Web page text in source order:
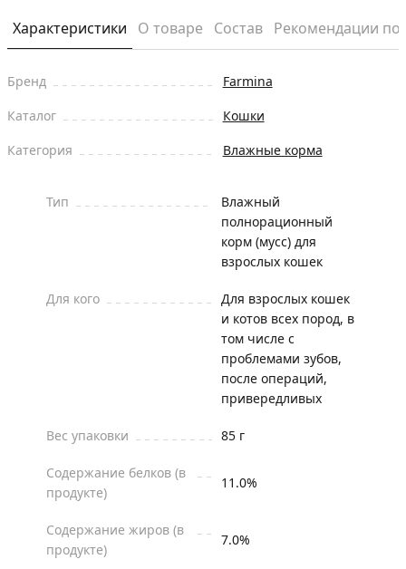
Характеристики О товаре Состав Рекомендации
Бренд
Farmina
Каталог
Кошки
Категория
Влажные корма
Тип
Влажный
полнорационный
корм (мусс) для
взрослых кошек
Для кого
Для взрослых кошек
и котов всех пород, в
том числе с
проблемами зубов,
после операций,
привередливых
Вес упаковки 85 г
Содержание белков (в
продукте)
11.0%
Содержание жиров (в
продукте)
7.0%